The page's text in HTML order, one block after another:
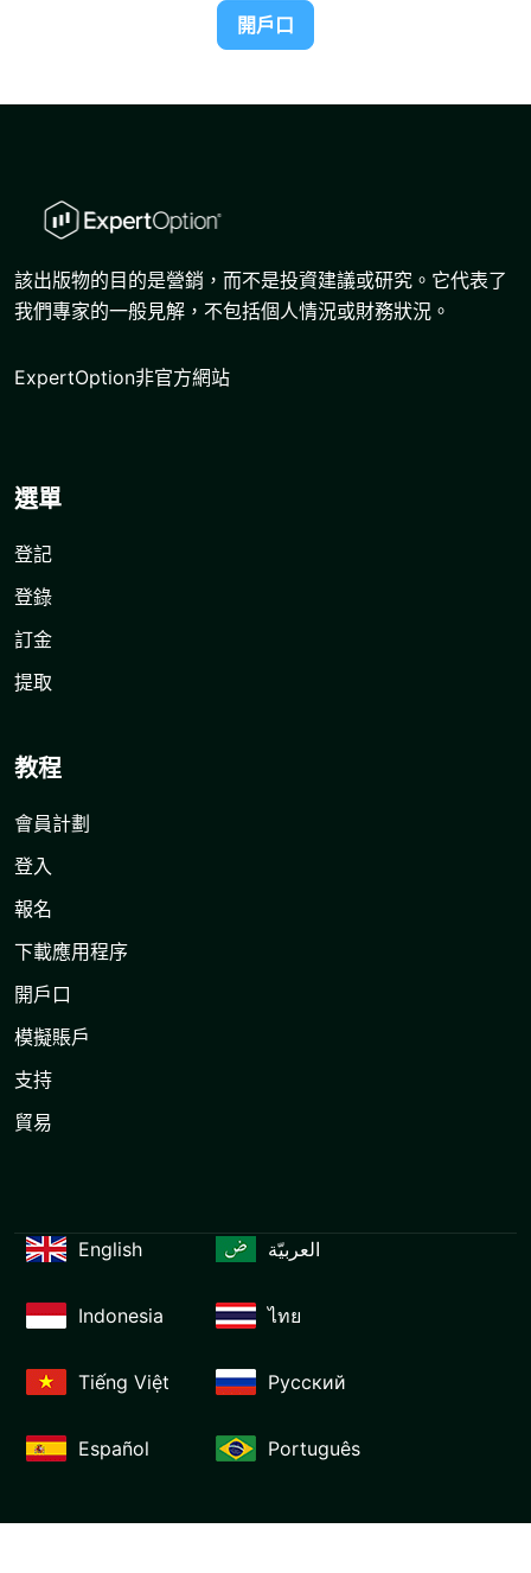
開戶口
該出版物的目的是營銷，而不是投資建議或研究。它代表了
我們專家的一般見解，不包括個人情況或財務狀況。
ExpertOption非官方網站
選單
登記
登錄
訂金
提取
教程
會員計劃
登入
報名
下載應用程序
開戶口
模擬賬戶
支持
貿易
English العربيّة
Indonesia ไทย
Tiếng Việt Русский
Español Português